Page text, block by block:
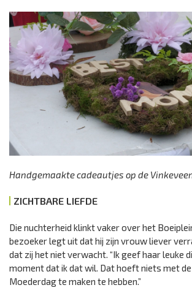
Handgemaakte cadeautjes op de
ZICHTBARE LIEFDE
Die nuchterheid klinkt vaker over het
bezoeker legt uit dat hij zijn vrouw liever
dat zij het niet verwacht. “Ik geef haar leuke
moment dat ik dat wil. Dat hoeft niets met
Moederdag te maken te hebben.”